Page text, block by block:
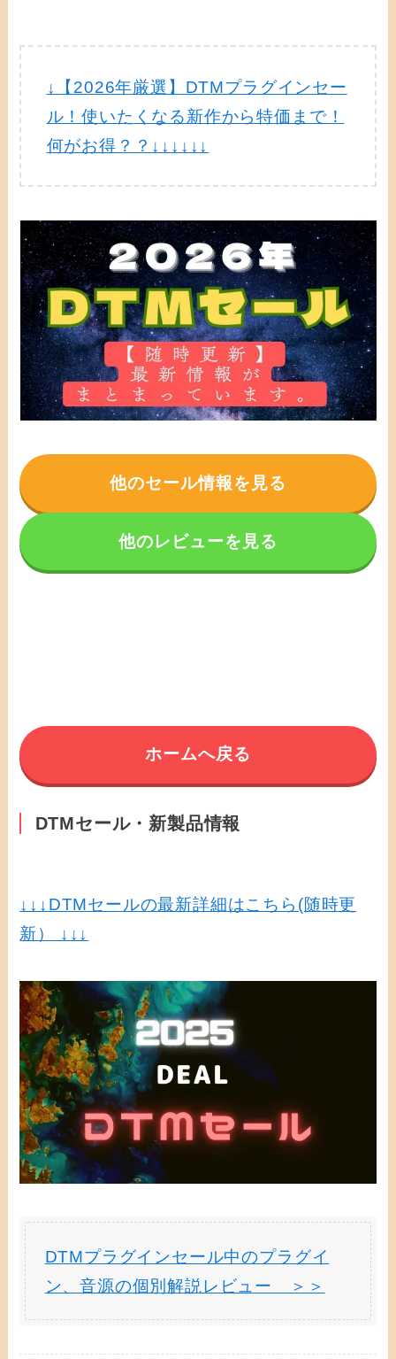
↓【2026年厳選】DTMプラグインセー
ル！使いたくなる新作から特価まで！
何がお得？？↓↓↓↓↓↓
他のセール情報を見る
他のレビューを見る
ホームへ戻る
DTMセール・新製品情報
↓↓↓ DTMセールの最新詳細はこちら(随時更
新） ↓↓↓
DTMプラグインセール中のプラグイ
ン、音源の個別解説レビュー ＞＞